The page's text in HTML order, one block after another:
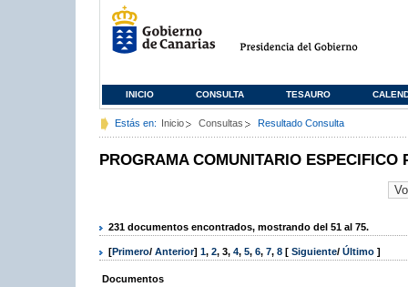
INICIO CONSULTA TESAURO
Estás en: Inicio Consultas Resultado Consulta
PROGRAMA COMUNITARIO ESPECIFICO
231 documentos encontrados, mostrando del 51 al 75.
[Primero/ Anterior] 1, 2, 3, 4, 5, 6, 7, 8 [ Siguiente/ Último ]
Documentos